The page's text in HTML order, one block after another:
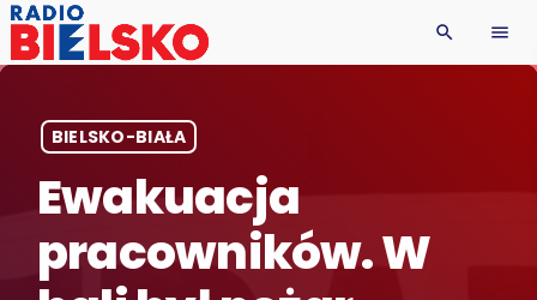
search menu
BIELSKO-BIAŁA
Ewakuacja
pracowników. W